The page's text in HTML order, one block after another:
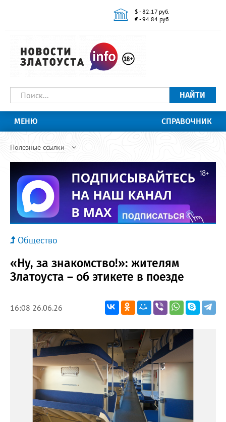
$ - 82.17 руб.
€ - 94.84 руб.
НАЙТИ
МЕНЮ СПРАВОЧНИК
Полезные ссылки
Общество
«Ну, за знакомство!»: жителям
Златоуста – об этикете в поезде
16:08 26.06.26